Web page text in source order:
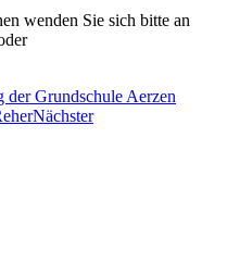
wenden Sie sich bitte an
der Grundschule Aerzen
Nächster